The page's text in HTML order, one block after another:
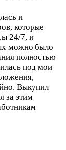
и
которые
24/7, и
можно было
полностью
под мои
Выкупил
за этим